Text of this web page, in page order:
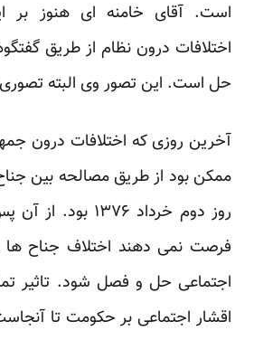
است. آقای خامنه ای هنوز بر
اختلافات درون نظام از طریق
حل است. این تصور وی البته تصوری
آخرین روزی که اختلافات درون
ممکن بود از طریق مصالحه بین
روز دوم خرداد
فرصت نمی دهند اختلاف جناح ها
اجتماعی حل و فصل شود. تاثیر
اقشار اجتماعی بر حکومت تا